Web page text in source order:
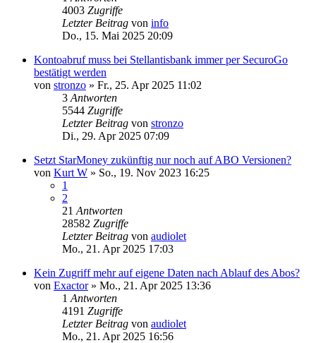
4003 Zugriffe
Letzter Beitrag von info
Do., 15. Mai 2025 20:09
Kontoabruf muss bei Stellantisbank immer per SecuroGo
bestätigt werden
von stronzo » Fr., 25. Apr 2025 11:02
3 Antworten
5544 Zugriffe
Letzter Beitrag von stronzo
Di., 29. Apr 2025 07:09
Setzt StarMoney zukünftig nur noch auf ABO Versionen?
von Kurt W » So., 19. Nov 2023 16:25
1
2
21 Antworten
28582 Zugriffe
Letzter Beitrag von audiolet
Mo., 21. Apr 2025 17:03
Kein Zugriff mehr auf eigene Daten nach Ablauf des Abos?
von Exactor» Mo., 21. Apr 2025 13:36
1 Antworten
4191 Zugriffe
Letzter Beitrag von audiolet
Mo., 21. Apr 2025 16:56